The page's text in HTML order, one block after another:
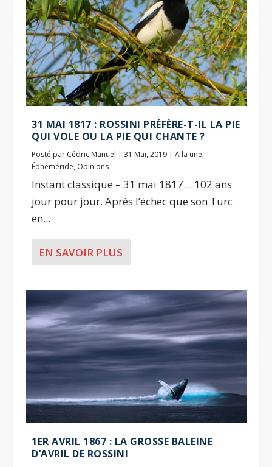
31 MAI 1817 : ROSSINI PRÉFÈRE-T-IL LA PIE
QUI VOLE OU LA PIE QUI CHANTE ?
Posté par Cédric Manuel |31 Mai, 2019 |A la une,
Éphéméride, Opinions
Instant classique – 31 mai 1817… 102 ans
jour pour jour. Après l’échec que son Turc
en...
EN SAVOIR PLUS
1ER AVRIL 1867 : LA GROSSE BALEINE
D’AVRIL DE ROSSINI